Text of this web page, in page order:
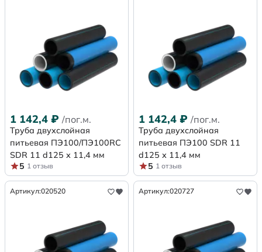
1 142,4 ₽ /пог.м.
Труба двухслойная
питьевая ПЭ100/ПЭ100RC
SDR 11 d125 х 11,4 мм
5 1 отзыв
1 142,4 ₽ /пог.м.
Труба двухслойная
питьевая ПЭ100 SDR 11
d125 х 11,4 мм
5 1 отзыв
Артикул:020520 Артикул:020727